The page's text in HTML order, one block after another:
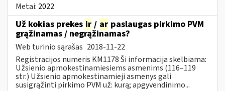
Metai: 2022
Už kokias prekes ir / ar paslaugas pirkimo PVM
grąžinamas / negrąžinamas?
Web turinio sąrašas 2018-11-22
Registracijos numeris KM1178 Ši informacija skelbiama:
Užsienio apmokestinamiesiems asmenims (116–119
str.) Užsienio apmokestinamieji asmenys gali
susigrąžinti pirkimo PVM už: kurą; apgyvendinimo...